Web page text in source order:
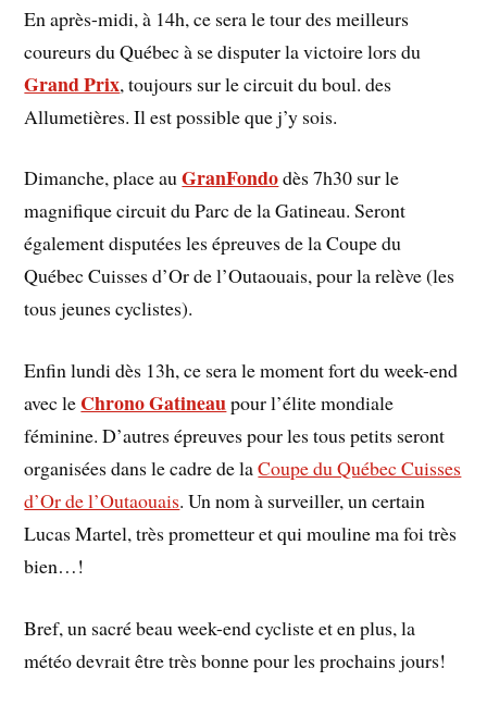
En après-midi, à 14h, ce sera le tour des meilleurs
coureurs du Québec à se disputer la victoire lors du
Grand Prix, toujours sur le circuit du boul. des
Allumetières. Il est possible que j’y sois.
Dimanche, place auGranFondodès 7h30 sur le
magnifique circuit du Parc de la Gatineau. Seront
également disputées les épreuves de la Coupe du
Québec Cuisses d’Or de l’Outaouais, pour la relève (les
tous jeunes cyclistes).
Enfin lundi dès 13h, ce sera le moment fort du week-end
avec le Chrono Gatineaupour l’élite mondiale
féminine. D’autres épreuves pour les tous petits seront
organisées dans le cadre de laCoupe du Québec Cuisses
d’Or de l’Outaouais. Un nom à surveiller, un certain
Lucas Martel, très prometteur et qui mouline ma foi très
bien…!
Bref, un sacré beau week-end cycliste et en plus, la
météo devrait être très bonne pour les prochains jours!